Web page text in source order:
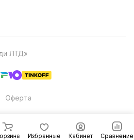
Избранные Кабинет Сравнение
ЛТД»
Оферта